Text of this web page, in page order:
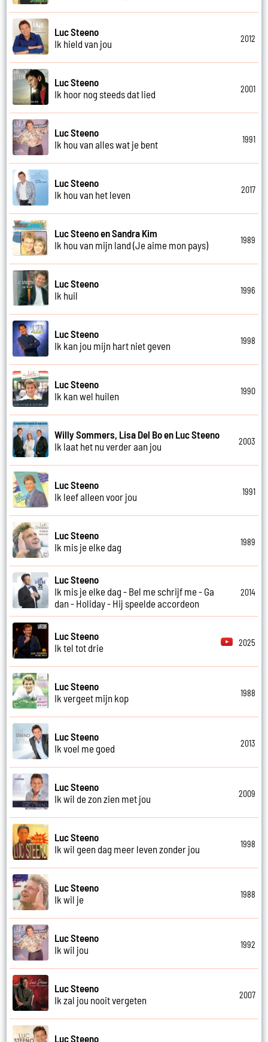
Luc Steeno
Ik hield van jou
2012
Luc Steeno
Ik hoor nog steeds dat lied
2001
Luc Steeno
Ik hou van alles wat je bent
1991
Luc Steeno
Ik hou van het leven
2017
Luc Steeno en Sandra Kim
Ik hou van mijn land (Je aime mon pays)
1989
Luc Steeno
Ik huil
1996
Luc Steeno
Ik kan jou mijn hart niet geven
1998
Luc Steeno
Ik kan wel huilen
1990
Willy Sommers, Lisa Del Bo en Luc Steeno
Ik laat het nu verder aan jou
2003
Luc Steeno
Ik leef alleen voor jou
1991
Luc Steeno
Ik mis je elke dag
1989
Luc Steeno
Ik mis je elke dag - Bel me schrijf me - Ga
dan - Holiday - Hij speelde accordeon
2014
Luc Steeno
Ik tel tot drie
2025
Luc Steeno
Ik vergeet mijn kop
1988
Luc Steeno
Ik voel me goed
2013
Luc Steeno
Ik wil de zon zien met jou
2009
Luc Steeno
Ik wil geen dag meer leven zonder jou
1998
Luc Steeno
Ik wil je
1988
Luc Steeno
Ik wil jou
1992
Luc Steeno
Ik zal jou nooit vergeten
2007
Luc Steeno